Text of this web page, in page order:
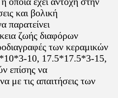
και βολική
παρατείνει
ζωής διαφόρων
των κεραμικών
10, 17.5*17.5*3-15,
επίσης να
με τις απαιτήσεις των